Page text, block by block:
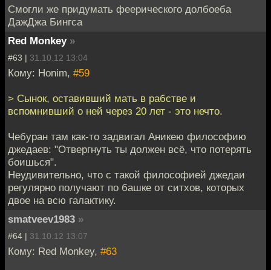
Смогли же придумать феерического долбоеба
ДажДжа Бингса
Red Monkey »
#63 | 31.10.12 13:04
Кому: Honim, #59
> Сынок, оставивший мать в рабстве и
вспомнивший о ней через 20 лет - это нечто.
Чебуран там как-то задвигал Аникею философию
джедаев: "Отвергнуть ты должен всё, что потерять
боишься".
Неудивительно, что с такой философией джедаи
регулярно получают по башке от ситхов, которых
двое на всю галактику.
smatveev1983 »
#64 | 31.10.12 13:07
Кому: Red Monkey, #63